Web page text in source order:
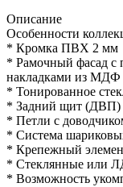
Описание
Особенности
* Кромка ПВХ 2 мм
* Рамочный фасад с
накладками из МДФ
* Тонированное
* Задний щит (ДВП)
* Петли с
* Система
* Крепежный
* Стеклянные или
* Возможность